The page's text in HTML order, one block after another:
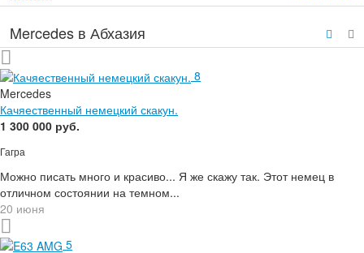
Mercedes в Абхазия
8
Mercedes
Качяественный немецкий скакун.
1 300 000 руб.
Гагра
Можно писать много и красиво... Я же скажу так. Этот немец в
отличном состоянии на темном...
20 июня
5